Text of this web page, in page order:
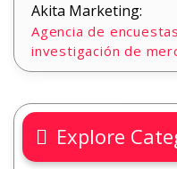
Akita Marketing:
Agencia de
investigación de
Explore